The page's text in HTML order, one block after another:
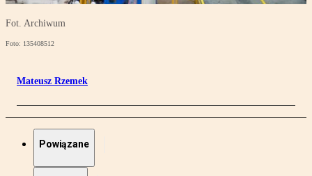
Fot. Archiwum
Foto: 135408512
Mateusz Rzemek
Powiązane